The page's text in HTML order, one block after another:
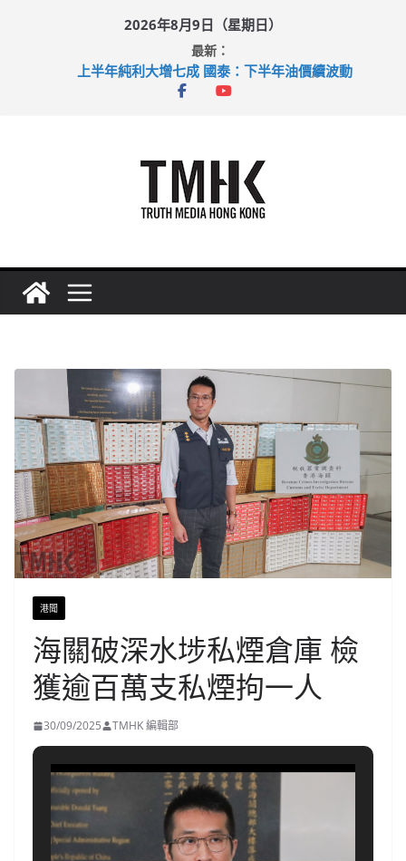
2026年8月9日（星期日）
最新：
上半年純利大增七成 國泰：下半年油價續波動
拜仁熱身賽挫維拉 啟德主場館奪錦標
港聞
海關破深水埗私煙倉庫 檢
獲逾百萬支私煙拘一人
30/09/2025 TMHK 編輯部